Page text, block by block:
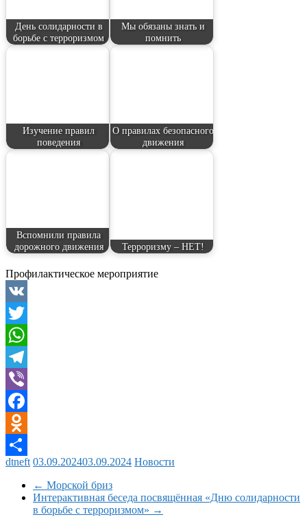
День солидарности в
борьбе с терроризмом
Мы обязаны знать и
помнить
Изучение правил
поведения
О правилах безопасного
движения
Вспомнили правила
дорожного движения
Терроризму – НЕТ!
Профилактическое мероприятие
VK
Twitter
WhatsApp
Telegram
Viber
Facebook
Odnoklassniki
Отправить
dtneft 03.09.202403.09.2024 Новости
← Морской бриз
Интерактивная беседа посвящённая «Дню солидарности
в борьбе с терроризмом» →